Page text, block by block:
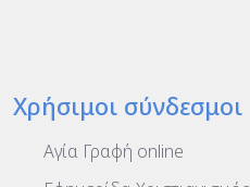
Χρήσιμοι σύνδεσμοι
Αγία Γραφή online